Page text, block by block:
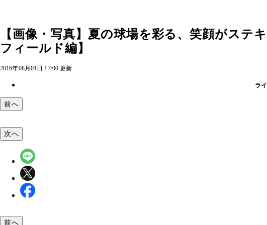
【画像・写真】夏の球場を彩る、笑顔がステ
フィールド編】
2016年08月01日 17:00 更新
ラ
前へ
次へ
前へ